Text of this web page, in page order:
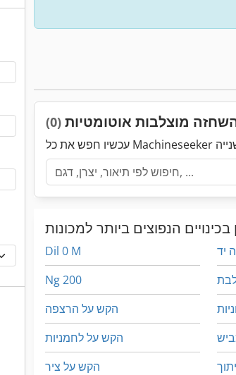
מוצלבות אוטומטיות (0)
Dil 0 M
Ng 200
הקש על הרצפה
הקש על לחמניות
הקש על ציר
יד